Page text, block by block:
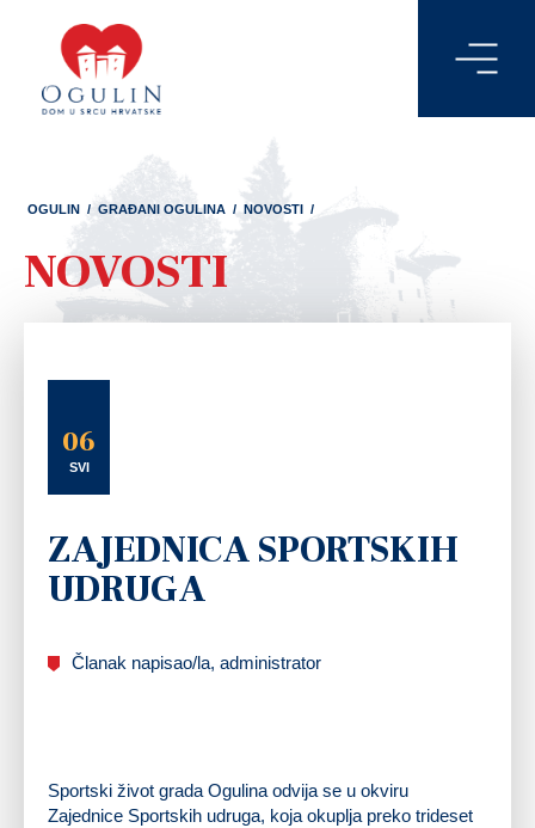
OGULIN / GRAĐANI OGULINA / NOVOSTI /
NOVOSTI
06
SVI
ZAJEDNICA SPORTSKIH
UDRUGA
Članak napisao/la, administrator
Sportski život grada Ogulina odvija se u okviru
Zajednice Sportskih udruga, koja okuplja preko trideset